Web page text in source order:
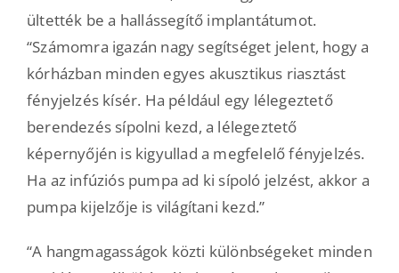
ültették be a hallássegítő implantátumot.
“Számomra igazán nagy segítséget jelent, hogy a
kórházban minden egyes akusztikus riasztást
fényjelzés kísér. Ha például egy lélegeztető
berendezés sípolni kezd, a lélegeztető
képernyőjén is kigyullad a megfelelő fényjelzés.
Ha az infúziós pumpa ad ki sípoló jelzést, akkor a
pumpa kijelzője is világítani kezd.”
“A hangmagasságok közti különbségeket minden